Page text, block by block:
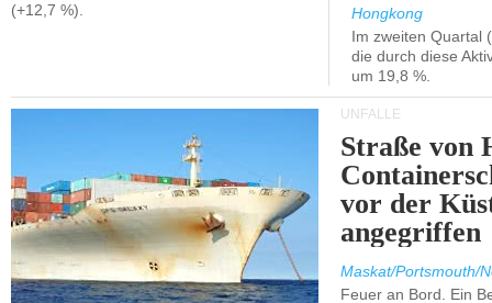
(+12,7 %).
Hongkong
Im zweiten Quartal
die durch diese
um 19,8 %.
UNFÄLLE
Straße von
vor der
angegriffen
Maskat/Portsmouth/
Feuer an Bord. Ein